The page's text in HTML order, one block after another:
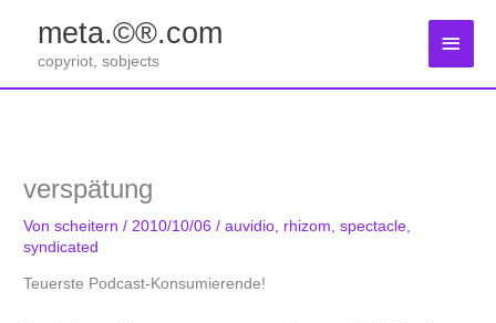
springen
meta.©®.com
copyriot, sobjects
verspätung
Vonscheitern/ 2010/10/06/auvidio rhizom ,spectacle
syndicated
Teuerste Podcast-Konsumierende!